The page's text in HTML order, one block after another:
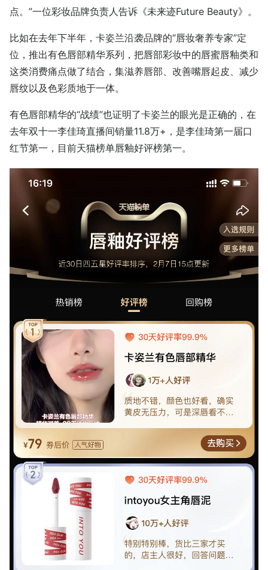
点。”一位彩妆品牌负责人告诉《未来迹Future Beauty》。
比如在去年下半年，卡姿兰沿袭品牌的“唇妆奢养专家”定
位，推出有色唇部精华系列，把唇部彩妆中的唇蜜唇釉类和
这类消费痛点做了结合，集滋养唇部、改善嘴唇起皮、减少
唇纹以及色彩质地于一体。
有色唇部精华的“战绩”也证明了卡姿兰的眼光是正确的，在
去年双十一李佳琦直播间销量11.8万+，是李佳琦第一届口
红节第一，目前天猫榜单唇釉好评榜第一。